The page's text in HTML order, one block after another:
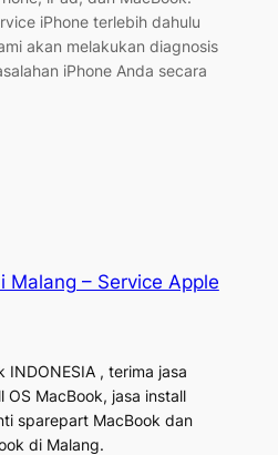
iPhone terlebih dahulu
akan melakukan diagnosis
iPhone Anda secara
Malang – Service Apple
, terima jasa
OS MacBook, jasa install
sparepart MacBook dan
di Malang.